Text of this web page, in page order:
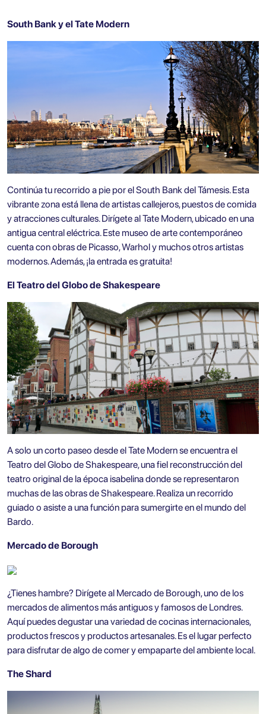
South Bank y el Tate Modern
Continúa tu recorrido a pie por elSouth Bank del Támesis. Esta
vibrante zona está llena de artistas callejeros, puestos de comida
y atracciones culturales. Dirígete al Tate Modern, ubicado en una
antigua central eléctrica. Este museo de arte contemporáneo
cuenta con obras de Picasso, Warhol y muchos otros artistas
modernos. Además, ¡la entrada es gratuita!
El Teatro del Globo de Shakespeare
A solo un corto paseo desde el Tate Modern se encuentra el
Teatro del Globo de Shakespeare, una fiel reconstrucción del
teatro original de la época isabelina donde se representaron
muchas de las obras de Shakespeare. Realiza un recorrido
guiado o asiste a una función para sumergirte en el mundo del
Bardo.
Mercado de Borough
¿Tienes hambre? Dirígete al Mercado de Borough, uno de los
mercados de alimentos más antiguos y famosos de Londres.
Aquí puedes degustar una variedad de cocinas internacionales,
productos frescos y productos artesanales. Es el lugar perfecto
para disfrutar de algo de comer y empaparte del ambiente local.
The Shard